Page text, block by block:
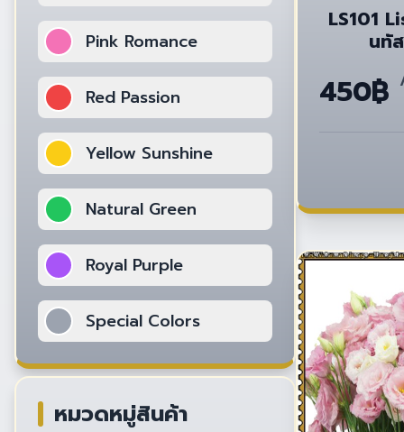
Pink Romance
Red Passion
Yellow Sunshine
Natural Green
Royal Purple
Special Colors
หมวดหมู่สินค้า
LS101
นทั
450฿